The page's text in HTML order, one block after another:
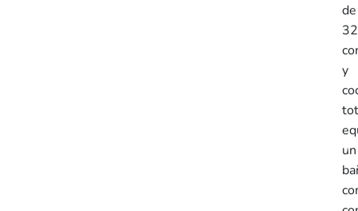
de
y
un